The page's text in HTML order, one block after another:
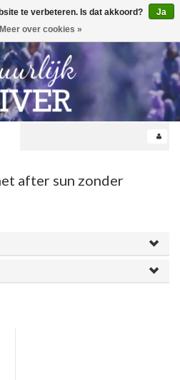
0
after sun zonder
te verbeteren. Is dat akkoord?
Ja
Meer over cookies »